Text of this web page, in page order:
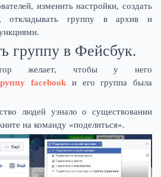
изменить настройки, создать
откладывать группу в архив и
группу в Фейсбук.
желает, чтобы у него
facebook и его группа была
людей узнало о существовании
на команду «поделиться».